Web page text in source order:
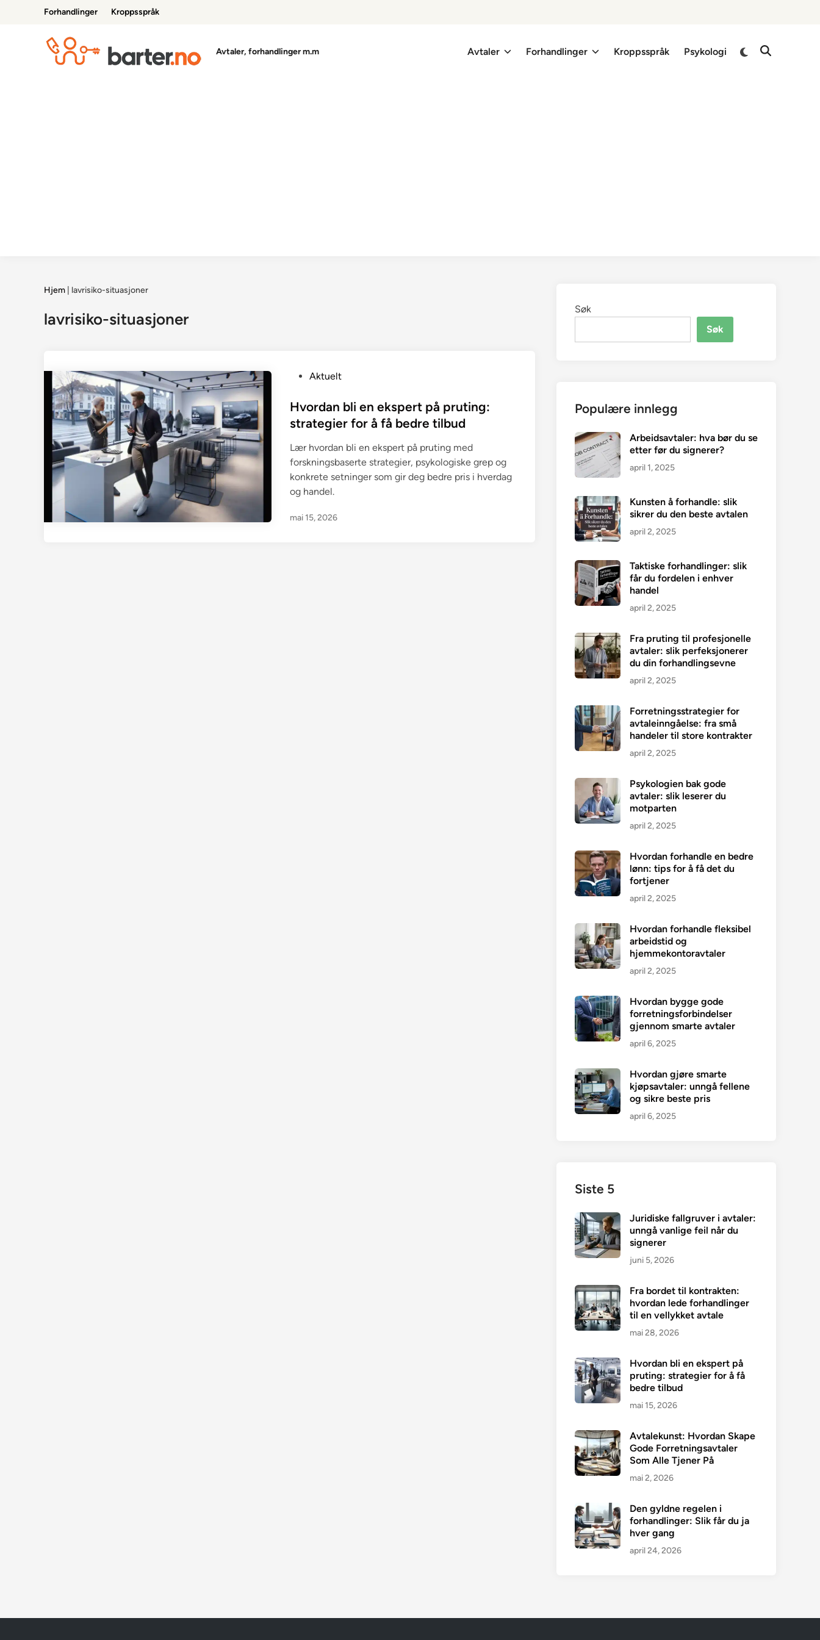
Forhandlinger Kroppsspråk
Avtaler, forhandlinger m.m Avtaler Forhandlinger Kroppsspråk Psykologi
Switch
Open
Hjem lavrisiko-situasjoner
lavrisiko-situasjoner
s
t
d
i
n
Aktuelt
Hvordan bli en ekspert på pruting:
strategier for å få bedre tilbud
Lær hvordan bli en ekspert på pruting med
forskningsbaserte strategier, psykologiske grep og
konkrete setninger som gir deg bedre pris i hverdag
og handel.
mai 15, 2026
Søk
Søk
Populære innlegg
Arbeidsavtaler: hva bør du se
etter før du signerer?
april 1, 2025
Kunsten å forhandle: slik
sikrer du den beste avtalen
april 2, 2025
Taktiske forhandlinger: slik
får du fordelen i enhver
handel
april 2, 2025
Fra pruting til profesjonelle
avtaler: slik perfeksjonerer
du din forhandlingsevne
april 2, 2025
Forretningsstrategier for
avtaleinngåelse: fra små
handeler til store kontrakter
april 2, 2025
Psykologien bak gode
avtaler: slik leserer du
motparten
april 2, 2025
Hvordan forhandle en bedre
lønn: tips for å få det du
fortjener
april 2, 2025
Hvordan forhandle fleksibel
arbeidstid og
hjemmekontoravtaler
april 2, 2025
Hvordan bygge gode
forretningsforbindelser
gjennom smarte avtaler
april 6, 2025
Hvordan gjøre smarte
kjøpsavtaler: unngå fellene
og sikre beste pris
april 6, 2025
Siste 5
Juridiske fallgruver i avtaler:
unngå vanlige feil når du
signerer
juni 5, 2026
Fra bordet til kontrakten:
hvordan lede forhandlinger
til en vellykket avtale
mai 28, 2026
Hvordan bli en ekspert på
pruting: strategier for å få
bedre tilbud
mai 15, 2026
Avtalekunst: Hvordan Skape
Gode Forretningsavtaler
Som Alle Tjener På
mai 2, 2026
Den gyldne regelen i
forhandlinger: Slik får du ja
hver gang
april 24, 2026